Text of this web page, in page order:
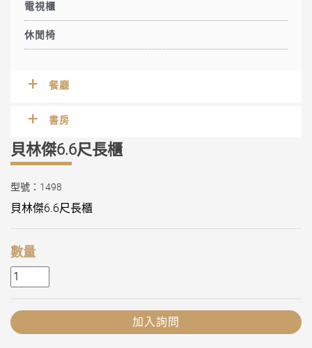
電視櫃
休閒椅
餐廳
書房
貝林傑6.6尺長櫃
型號：1498
貝林傑6.6尺長櫃
數量
加入詢問